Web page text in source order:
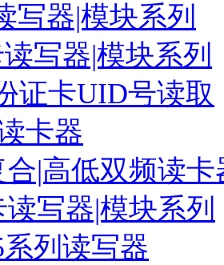
写器|模块系列
读写器|模块系列
证卡UID号读取
卡器
|高低双频读卡
读写器|模块系列
系列读写器